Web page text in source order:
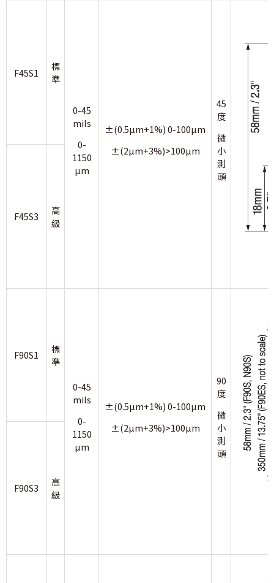
F45S1
標
準
0-45
mils
0-
1150
µm
±(0.5µm+1%) 0-100µm
±(2µm+3%)>100µm
45
度
微
小
測
頭
F45S3
高
級
F90S1
標
準
0-45
mils
0-
1150
µm
±(0.5µm+1%) 0-100µm
±(2µm+3%)>100µm
90
度
微
小
測
頭
F90S3
高
級